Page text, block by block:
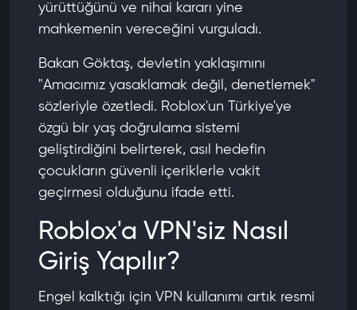
yürüttüğünü ve nihai kararı yine
mahkemenin vereceğini vurguladı.
Bakan Göktaş, devletin yaklaşımını
"Amacımız yasaklamak değil, denetlemek"
sözleriyle özetledi. Roblox'un Türkiye'ye
özgü bir yaş doğrulama sistemi
geliştirdiğini belirterek, asıl hedefin
çocukların güvenli içeriklerle vakit
geçirmesi olduğunu ifade etti.
Roblox'a VPN'siz Nasıl
Giriş Yapılır?
Engel kalktığı için VPN kullanımı artık resmi